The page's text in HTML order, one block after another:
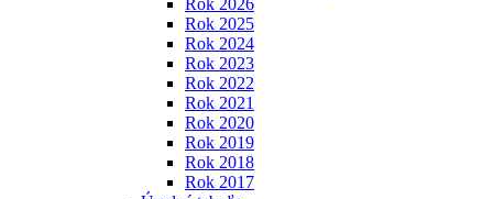
Rok 2026
Rok 2025
Rok 2024
Rok 2023
Rok 2022
Rok 2021
Rok 2020
Rok 2019
Rok 2018
Rok 2017